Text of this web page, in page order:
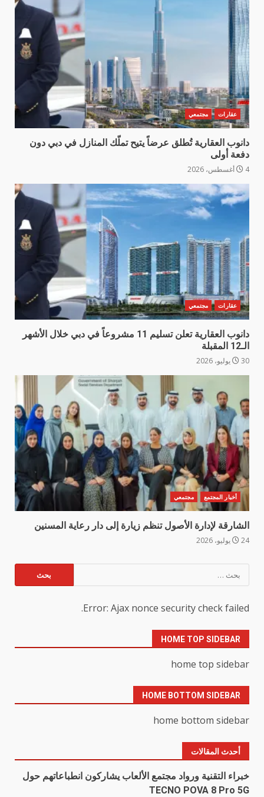
عقارات مجتمعي
دانوب العقارية تُطلق عرضاً يتيح تملّك المنازل في دبي دون
دفعة أولى
4 أغسطس، 2026
عقارات مجتمعي
دانوب العقارية تعلن تسليم 11 مشروعاً في دبي خلال الأشهر
الـ12 المقبلة
30 يوليو، 2026
أخبار المجتمع مجتمعي
الشارقة لإدارة الأصول تنظم زيارة إلى دار رعاية المسنين
24 يوليو، 2026
البحث
عن:
Error: Ajax nonce security check failed.
HOME TOP SIDEBAR
home top sidebar
HOME BOTTOM SIDEBAR
home bottom sidebar
أحدث المقالات
خبراء التقنية ورواد مجتمع الألعاب يشاركون انطباعاتهم حول
TECNO POVA 8 Pro 5G